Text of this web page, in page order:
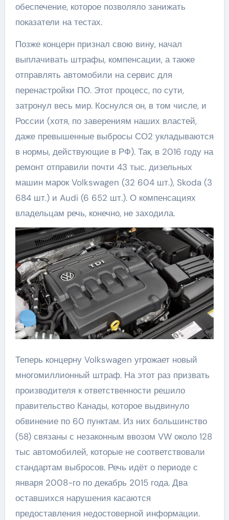
обеспечение, которое позволяло занижать
показатели на тестах.
Позже концерн признал свою вину, начал
выплачивать штрафы, компенсации, а также
отправлять автомобили на сервис для
перенастройки ПО. Этот процесс, по сути,
затронул весь мир. Коснулся он, в том числе, и
России (хотя, по заверениям наших властей,
даже превышенные выбросы СО2 укладываются
в нормы, действующие в РФ). Так, в 2016 году на
ремонт отправили почти 43 тыс. дизельных
машин марок Volkswagen (32 604 шт.), Skoda (3
684 шт.) и Audi (6 652 шт.). О компенсациях
владельцам речь, конечно, не заходила.
Теперь концерну Volkswagen угрожает новый
многомиллионный штраф. На этот раз призвать
производителя к ответственности решило
правительство Канады, которое выдвинуло
обвинение по 60 пунктам. Из них большинство
(58) связаны с незаконным ввозом VW около 128
тыс автомобилей, которые не соответствовали
стандартам выбросов. Речь идёт о периоде с
января 2008-го по декабрь 2015 года. Два
оставшихся нарушения касаются
предоставления недостоверной информации.